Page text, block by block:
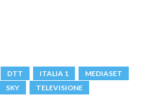
DTT ITALIA 1
MEDIASET
SKY TELEVISIONE